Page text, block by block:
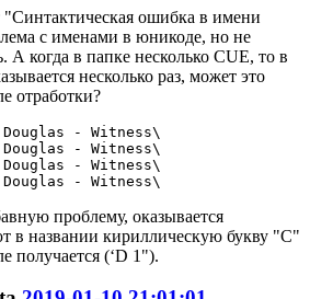
"Синтактическая ошибка в имени
с именами в юникоде, но не
А когда в папке несколько CUE, то в
несколько раз, может это
отработки?
- Witness\
- Witness\
- Witness\
- Witness\
проблему, оказывается
в названии кириллическую букву "С"
получается (‘D 1").